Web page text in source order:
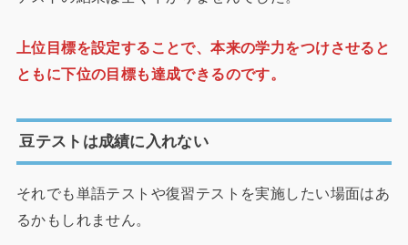
上位目標を設定することで、本来の学力をつけさせると
ともに下位の目標も達成できるのです。
豆テストは成績に入れない
それでも単語テストや復習テストを実施したい場面はあ
るかもしれません。